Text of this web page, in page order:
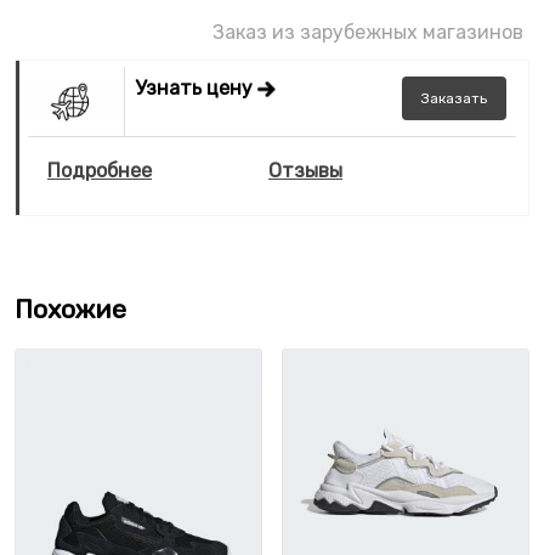
Заказ из зарубежных магазинов
Узнать цену Заказать
Подробнее Отзывы
Похожие